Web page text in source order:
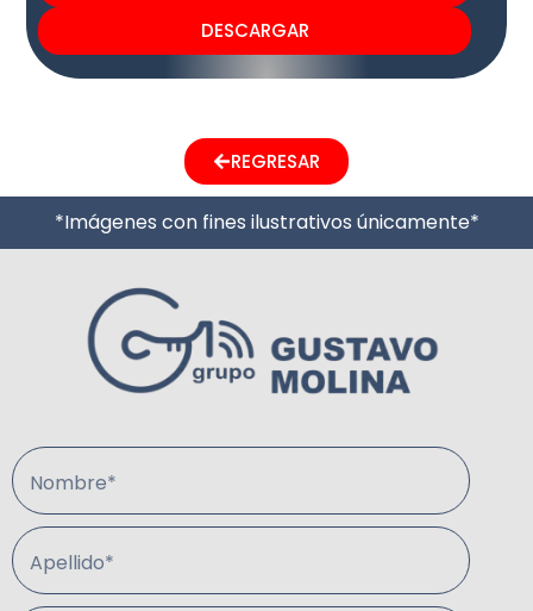
DESCARGAR
REGRESAR
*Imágenes con fines ilustrativos únicamente*
Nombre*
Apellido*